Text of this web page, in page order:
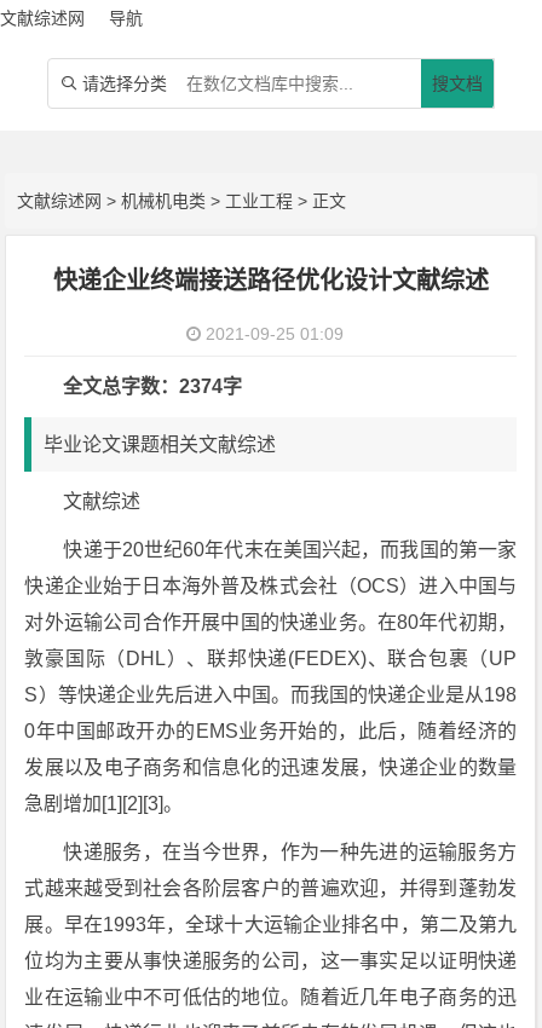
文献综述网 导航
 请选择分类 搜文档
文献综述网 >机械机电类 > 工业工程 > 正文
快递企业终端接送路径优化设计文献综述
2021-09-25 01:09
全文总字数：2374字
毕业论文课题相关文献综述
文献综述
快递于20世纪60年代末在美国兴起，而我国的第一家
快递企业始于日本海外普及株式会社（OCS）进入中国与
对外运输公司合作开展中国的快递业务。在80年代初期，
敦豪国际（DHL）、联邦快递(FEDEX)、联合包裹（UP
S）等快递企业先后进入中国。而我国的快递企业是从198
0年中国邮政开办的EMS业务开始的，此后，随着经济的
发展以及电子商务和信息化的迅速发展，快递企业的数量
急剧增加[1][2][3]。
快递服务，在当今世界，作为一种先进的运输服务方
式越来越受到社会各阶层客户的普遍欢迎，并得到蓬勃发
展。早在1993年，全球十大运输企业排名中，第二及第九
位均为主要从事快递服务的公司，这一事实足以证明快递
业在运输业中不可低估的地位。随着近几年电子商务的迅